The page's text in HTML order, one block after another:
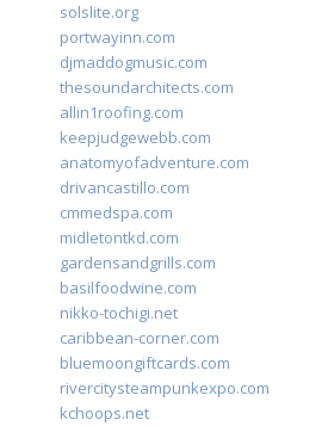
solslite.org
portwayinn.com
djmaddogmusic.com
thesoundarchitects.com
allin1roofing.com
keepjudgewebb.com
anatomyofadventure.com
drivancastillo.com
cmmedspa.com
midletontkd.com
gardensandgrills.com
basilfoodwine.com
nikko-tochigi.net
caribbean-corner.com
bluemoongiftcards.com
rivercitysteampunkexpo.com
kchoops.net